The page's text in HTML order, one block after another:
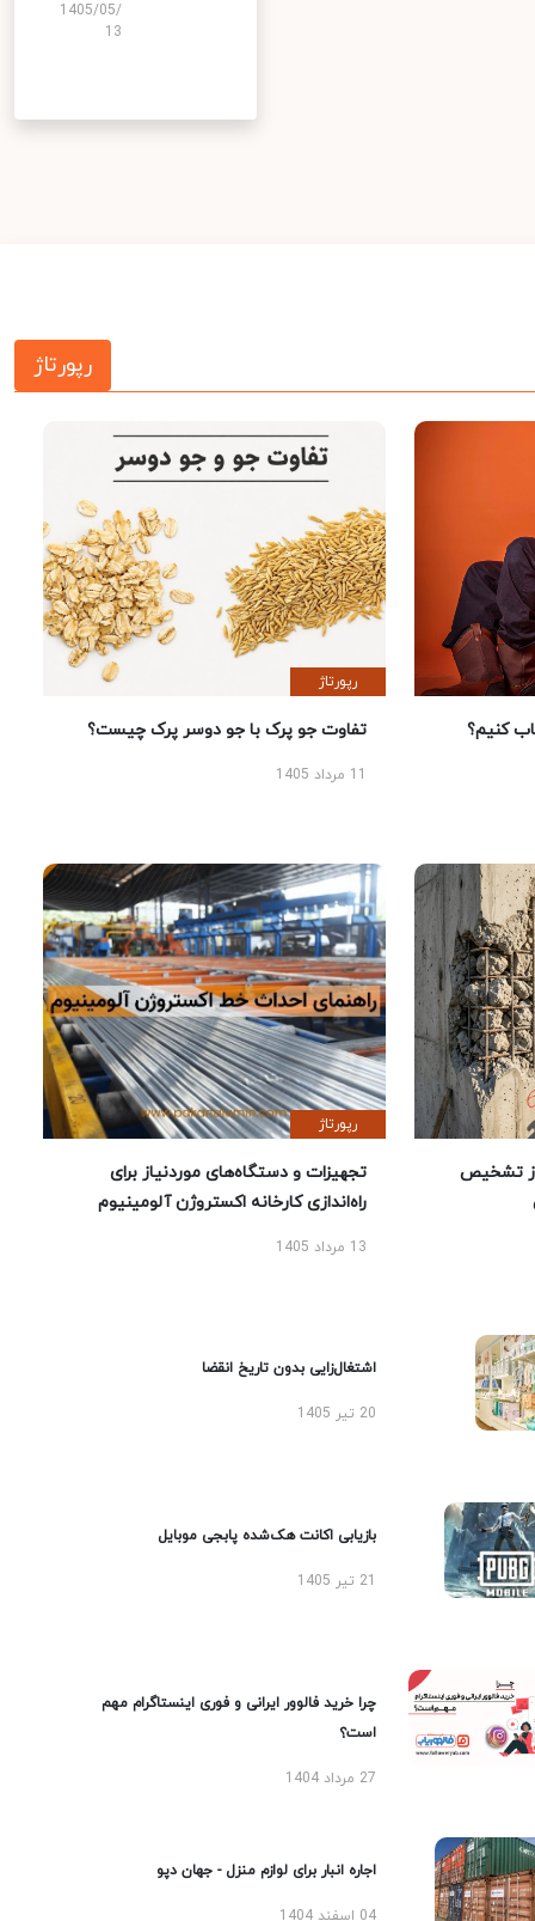
1405/05/
13
رپورتاژ
کنیم؟
رپورتاژ
تفاوت جو پرک با جو دوسر پرک چیست؟
تشخیص
رپورتاژ
تجهیزات و دستگاه‌های موردنیاز برای
راه‌اندازی کارخانه اکستروژن آلومینیوم
13 مرداد 1405
اشتغال‌زایی بدون تاریخ انقضا
20 تیر 1405
بازیابی اکانت هک‌شده پابجی موبایل
چرا خرید فالوور ایرانی و فوری اینستاگرام مهم
است؟
27 مرداد 1404
اجاره انبار برای لوازم منزل - جهان دپو
04 اسفند 1404